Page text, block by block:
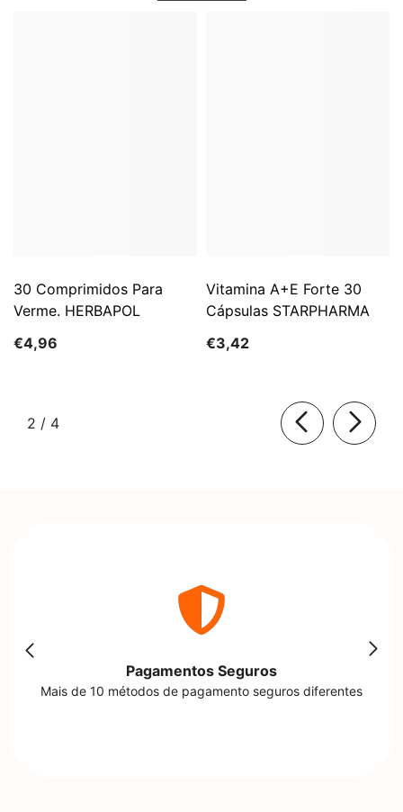
30 Comprimidos Para
Verme. HERBAPOL
€4,96
Vitamina A+E Forte 30
Cápsulas STARPHARMA
€3,42
2 / de
4
Pagamentos Seguros
Mais de 10 métodos de pagamento seguros diferentes